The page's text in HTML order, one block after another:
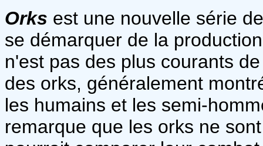
Orks est une nouvelle série
se démarquer de la
n'est pas des plus courants
des orks, généralement
les humains et les semi-
remarque que les orks ne